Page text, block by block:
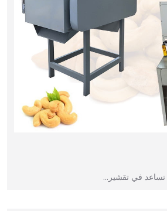
تساعد في تقشير…